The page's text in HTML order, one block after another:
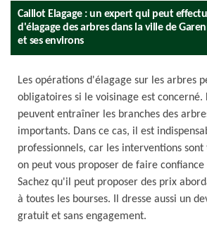
Caillot Elagage : un expert qui peut
d'élagage des arbres dans la ville de
et ses environs
Les opérations d'élagage sur les arbres
obligatoires si le voisinage est concerné.
peuvent entraîner les branches des
importants. Dans ce cas, il est
professionnels, car les interventions
on peut vous proposer de faire confiance
Sachez qu'il peut proposer des prix
à toutes les bourses. Il dresse aussi un
gratuit et sans engagement.